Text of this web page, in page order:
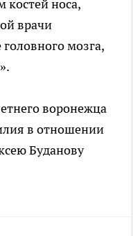
костей носа,
врачи
мозга,
воронежца
в отношении
Буданову